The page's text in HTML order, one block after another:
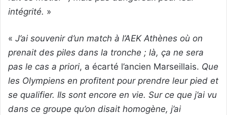
intégrité. »
« J’ai souvenir d’un match à l’AEK Athènes où on
prenait des piles dans la tronche ; là, ça ne sera
pas le cas a priori, a écarté l’ancien Marseillais. Que
les Olympiens en profitent pour prendre leur pied et
se qualifier. Ils sont encore en vie. Sur ce que j’ai vu
dans ce groupe qu’on disait homogène, j’ai